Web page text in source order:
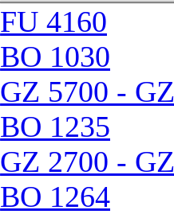
FU 4160
BO 1030
GZ 5700 -
BO 1235
GZ 2700 -
BO 1264